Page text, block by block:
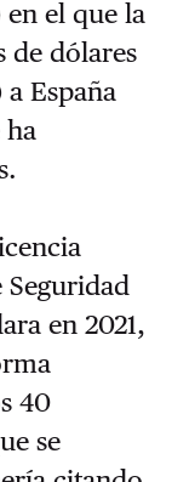
en el que la
de dólares
España
ha
Seguridad
en 2021,
40
se